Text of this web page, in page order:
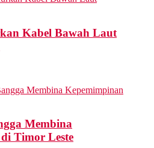
Kabel Bawah Laut
Membina
Timor Leste